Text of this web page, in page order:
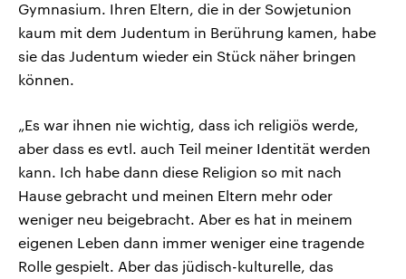
Gymnasium. Ihren Eltern, die in der Sowjetunion
kaum mit dem Judentum in Berührung kamen, habe
sie das Judentum wieder ein Stück näher bringen
können.
„Es war ihnen nie wichtig, dass ich religiös werde,
aber dass es evtl. auch Teil meiner Identität werden
kann. Ich habe dann diese Religion so mit nach
Hause gebracht und meinen Eltern mehr oder
weniger neu beigebracht. Aber es hat in meinem
eigenen Leben dann immer weniger eine tragende
Rolle gespielt. Aber das jüdisch-kulturelle, das